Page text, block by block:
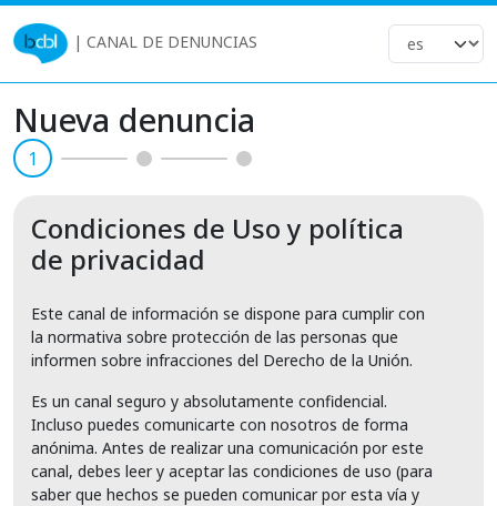
| CANAL DE DENUNCIAS
Nueva denuncia
1
Condiciones de Uso y política
de privacidad
Este canal de información se dispone para cumplir con
la normativa sobre protección de las personas que
informen sobre infracciones del Derecho de la Unión.
Es un canal seguro y absolutamente confidencial.
Incluso puedes comunicarte con nosotros de forma
anónima. Antes de realizar una comunicación por este
canal, debes leer y aceptar las condiciones de uso (para
saber que hechos se pueden comunicar por esta vía y